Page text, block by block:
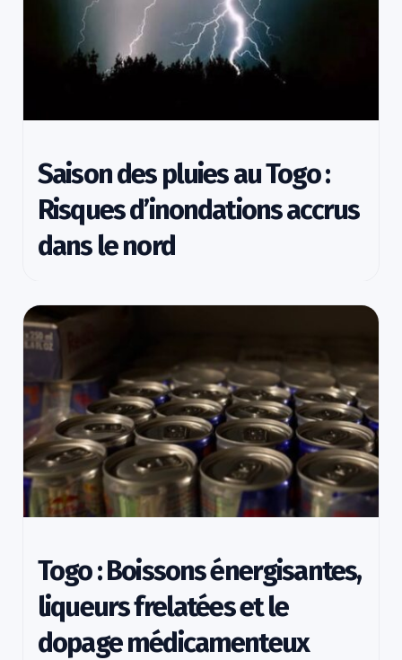
Saison des pluies au Togo :
Risques d’inondations accrus
dans le nord
Togo : Boissons énergisantes,
liqueurs frelatées et le
dopage médicamenteux